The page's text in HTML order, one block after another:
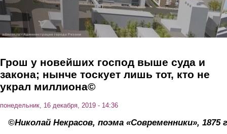
Грош у новейших господ выше суда и
закона; нынче тоскует лишь тот, кто не
украл миллиона©
понедельник, 16 декабря, 2019 - 14:36
©Николай Некрасов, поэма «Современники», 1875